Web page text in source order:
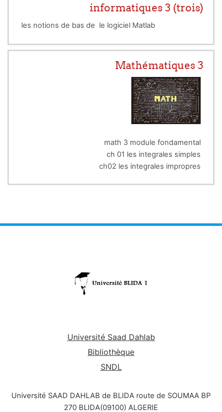
informatiques 3 (trois)
les notions de bas de le logiciel Matlab
Mathématiques 3
math 3 module fondamental
ch 01 les integrales simples
ch02 les integrales impropres
Université Saad Dahlab
Bibliothèque
SNDL
Université SAAD DAHLAB de BLIDA route de SOUMAA BP
270 BLIDA(09100) ALGERIE